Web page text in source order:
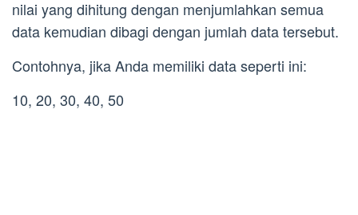
nilai yang dihitung dengan menjumlahkan semua
data kemudian dibagi dengan jumlah data tersebut.
Contohnya, jika Anda memiliki data seperti ini:
10, 20, 30, 40, 50